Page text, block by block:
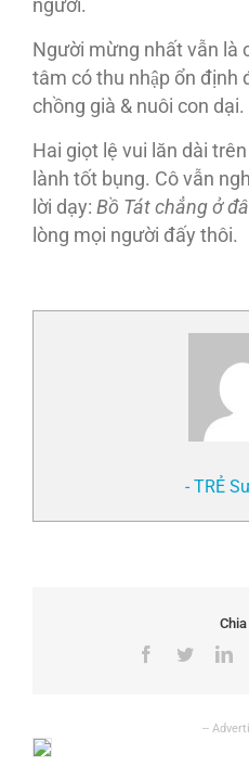
người.
Người mừng nhất vẫn là
tâm có thu nhập ổn định
chồng già & nuôi con dại.
Hai giọt lệ vui lăn dài
lành tốt bụng. Cô vẫn
lời dạy: Bồ Tát chẳng ở
lòng mọi người đấy thôi.
- TRẺ
Facebook
Twitter